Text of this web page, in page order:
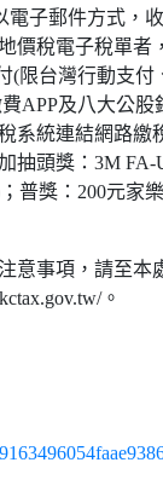
電子郵件方式，
價稅電子稅單者
(限台灣行動支付
APP及八大公股
系統連結網路繳
抽頭獎：3M FA-
普獎：200元家
意事項，請至本
。